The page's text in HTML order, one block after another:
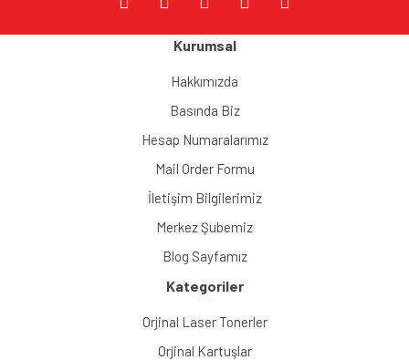
Kurumsal
Hakkımızda
Basında Biz
Hesap Numaralarımız
Mail Order Formu
İletişim Bilgilerimiz
Merkez Şubemiz
Blog Sayfamız
Kategoriler
Orjinal Laser Tonerler
Orjinal Kartuşlar